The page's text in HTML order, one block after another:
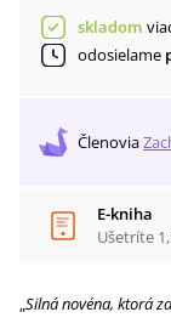
skladom
odosielame
Členovia
E-kniha
Ušetríte
„Silná novéna, ktorá